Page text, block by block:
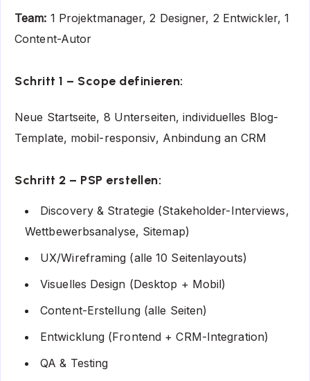
Team: 1 Projektmanager, 2 Designer, 2 Entwickler, 1
Content-Autor
Schritt 1 – Scope definieren:
Neue Startseite, 8 Unterseiten, individuelles Blog-
Template, mobil-responsiv, Anbindung an CRM
Schritt 2 – PSP erstellen:
Discovery & Strategie (Stakeholder-Interviews,
Wettbewerbsanalyse, Sitemap)
UX/Wireframing (alle 10 Seitenlayouts)
Visuelles Design (Desktop + Mobil)
Content-Erstellung (alle Seiten)
Entwicklung (Frontend + CRM-Integration)
QA & Testing